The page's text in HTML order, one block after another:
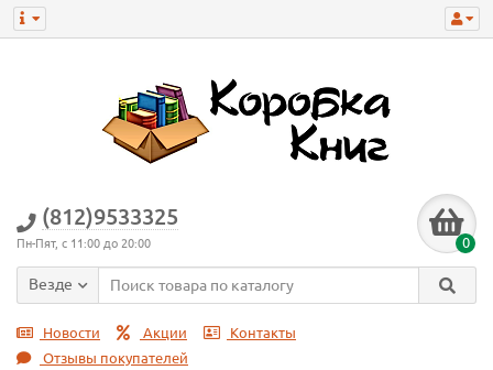
(812)9533325
Пн-Пят, с 11:00 до 20:00 0
Везде
Новости Акции
Контакты
Отзывы покупателей